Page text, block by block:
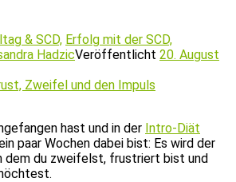
& SCD, Erfolg mit der SCD,
HadzicVeröffentlicht 20. August
hast und in der Intro-Diät
paar Wochen dabei bist: Es wird der
dem du zweifelst, frustriert bist und